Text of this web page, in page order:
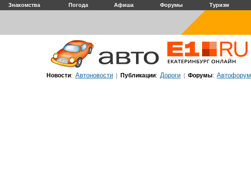
Знакомства Погода Афиша Форумы Туризм
Новости: Автоновости Публикации: Дороги Форумы: Автофорум